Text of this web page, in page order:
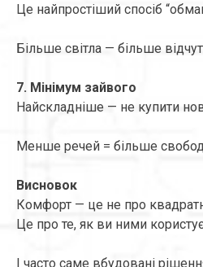
Це найпростіший спосіб
Більше світла — більше
7. Мінімум зайвого
Найскладніше — не купити
Менше речей = більше
Висновок
Комфорт — це не про
Це про те, як ви ними
І часто саме вбудовані